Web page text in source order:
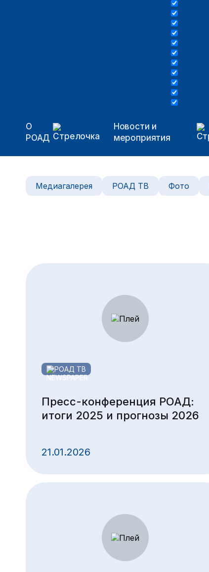
О
РОАД
Новости и
мероприятия
Медиагалерея РОАД ТВ Фото
РОАД ТВ
Пресс-конференция РОАД:
итоги 2025 и прогнозы 2026
21.01.2026